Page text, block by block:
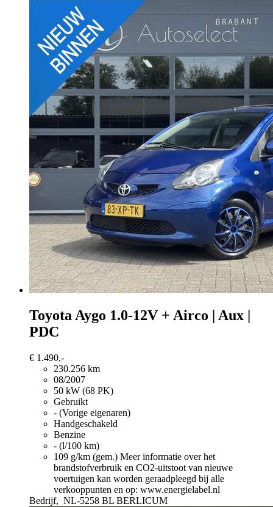
Toyota Aygo 1.0-12V + Airco | Aux |
PDC
€ 1.490,-
230.256 km
08/2007
50 kW (68 PK)
Gebruikt
- (Vorige eigenaren)
Handgeschakeld
Benzine
- (l/100 km)
109 g/km (gem.) Meer informatie over het
brandstofverbruik en CO2-uitstoot van nieuwe
voertuigen kan worden geraadpleegd bij alle
verkooppunten en op: www.energielabel.nl
Bedrijf, NL-5258 BL BERLICUM